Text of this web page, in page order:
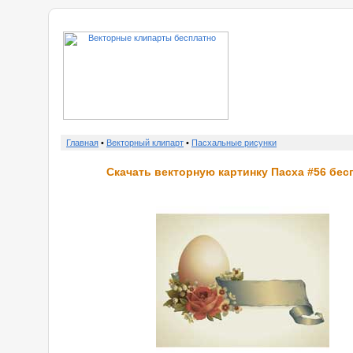
Главная • Векторный клипарт • Пасхальные рисунки
Скачать векторную картинку Пасха #56